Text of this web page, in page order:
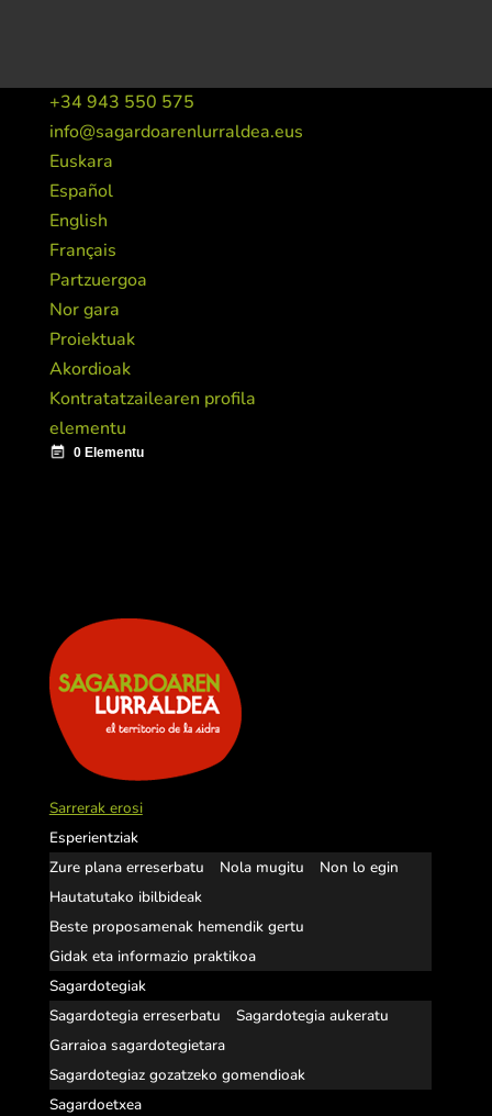
+34 943 550 575
info@sagardoarenlurraldea.eus
Euskara
Español
English
Français
Partzuergoa
Nor gara
Proiektuak
Akordioak
Kontratatzailearen profila
elementu
Sarrerak erosi
Esperientziak
Zure plana erreserbatu
Nola mugitu
Non lo egin
Hautatutako ibilbideak
Beste proposamenak hemendik gertu
Gidak eta informazio praktikoa
Sagardotegiak
Sagardotegia erreserbatu
Sagardotegia aukeratu
Garraioa sagardotegietara
Sagardotegiaz gozatzeko gomendioak
Sagardoetxea